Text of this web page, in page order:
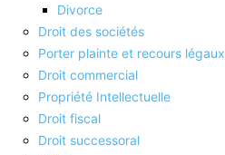
Divorce
Droit des sociétés
Porter plainte et recours légaux
Droit commercial
Propriété Intellectuelle
Droit fiscal
Droit successoral